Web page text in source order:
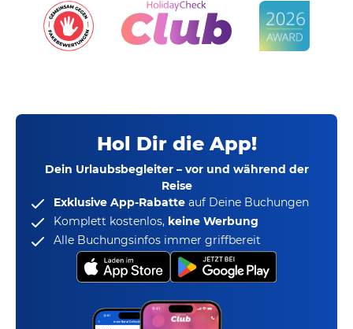
Hol Dir die App!
Dein Urlaubsbegleiter – vor und während der
Reise
Exklusive App-Rabatte auf Deine Buchungen
Komplett kostenlos, keine Werbung
Alle Buchungsinfos immer griffbereit